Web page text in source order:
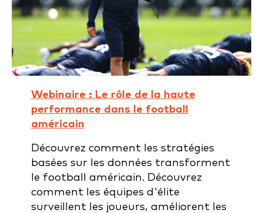
Webinaire : Le rôle de la haute
performance dans le football
américain
Découvrez comment les stratégies
basées sur les données transforment
le football américain. Découvrez
comment les équipes d'élite
surveillent les joueurs, améliorent les